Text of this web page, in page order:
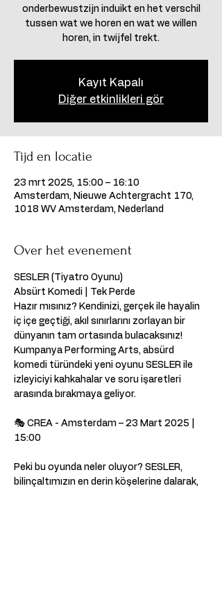
onderbewustzijn induikt en het verschil
tussen wat we horen en wat we willen
horen, in twijfel trekt.
Kayıt Kapalı
Diğer etkinlikleri gör
Tijd en locatie
23 mrt 2025, 15:00 – 16:10
Amsterdam, Nieuwe Achtergracht 170,
1018 WV Amsterdam, Nederland
Over het evenement
SESLER (Tiyatro Oyunu)
Absürt Komedi | Tek Perde
Hazır mısınız? Kendinizi, gerçek ile hayalin
iç içe geçtiği, akıl sınırlarını zorlayan bir
dünyanın tam ortasında bulacaksınız!
Kumpanya Performing Arts, absürd
komedi türündeki yeni oyunu SESLER ile
izleyiciyi kahkahalar ve soru işaretleri
arasında bırakmaya geliyor.
🎭 CREA - Amsterdam – 23 Mart 2025 |
15:00
Peki bu oyunda neler oluyor? SESLER,
bilinçaltımızın en derin köşelerine dalarak,